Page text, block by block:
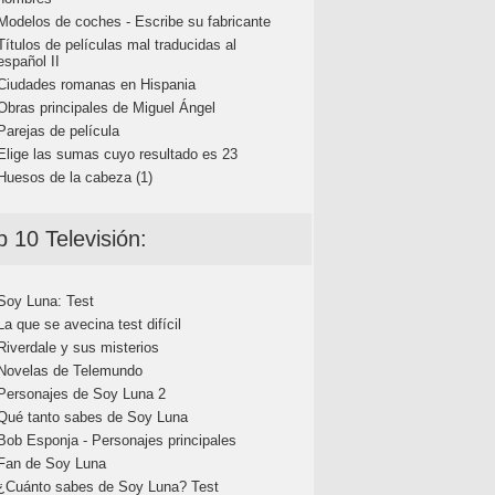
de coches - Escribe su fabricante
de películas mal traducidas al
II
romanas en Hispania
principales de Miguel Ángel
de película
las sumas cuyo resultado es 23
de la cabeza (1)
10 Televisión:
Luna: Test
que se avecina test difícil
y sus misterios
de Telemundo
de Soy Luna 2
tanto sabes de Soy Luna
Esponja - Personajes principales
de Soy Luna
sabes de Soy Luna? Test